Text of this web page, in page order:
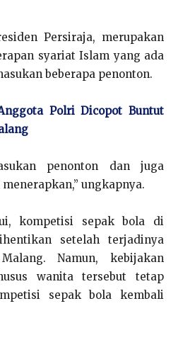
Persiraja, merupakan
syariat Islam yang ada
beberapa penonton.
Polri Dicopot Buntut
penonton dan juga
ungkapnya.
kompetisi sepak bola di
setelah terjadinya
Namun, kebijakan
wanita tersebut tetap
sepak bola kembali